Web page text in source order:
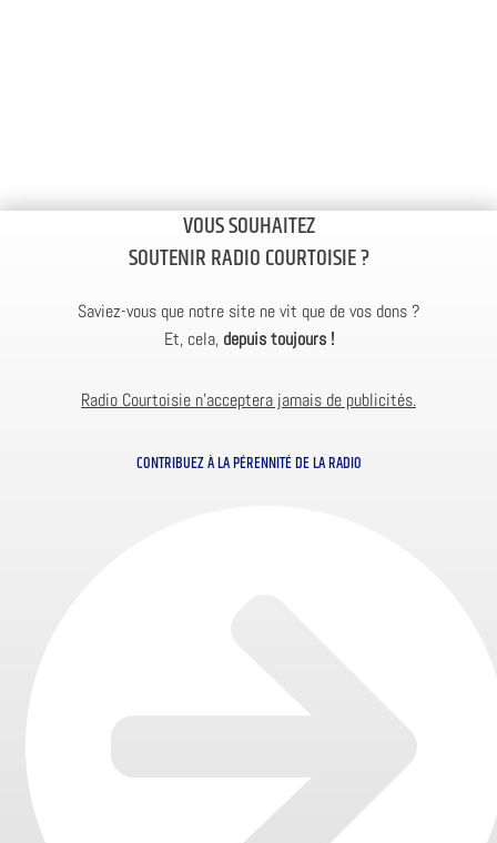
VOUS SOUHAITEZ
SOUTENIR RADIO COURTOISIE ?
Saviez-vous que notre site ne vit que de vos dons ?
Et, cela, depuis toujours !
Radio Courtoisie n’acceptera jamais de publicités.
CONTRIBUEZ À LA PÉRENNITÉ DE LA RADIO